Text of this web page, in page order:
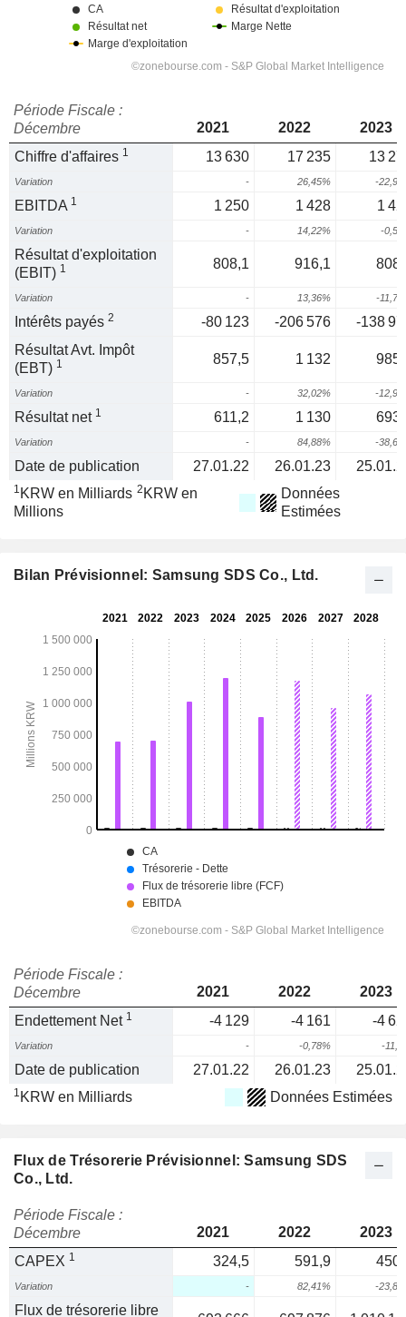
Période Fiscale :
Décembre
2021 2022
2023
Chiffre d'affaires 1 13 630 17 235 13
Variation - 26,45% -
EBITDA 1 1 250 1 428 1
Variation - 14,22% -
Résultat d'exploitation
(EBIT) 1 808,1 916,1
Variation - 13,36% -
Intérêts payés 2 -80 123 -206 576
-138
Résultat Avt. Impôt
(EBT) 1 857,5 1 132
Variation - 32,02% -
Résultat net 1 611,2 1 130
Variation - 84,88% -
Date de publication 27.01.22 26.01.23
1 KRW en Milliards 2 KRW en
Millions
Données
Estimées
Bilan Prévisionnel: Samsung SDS Co., Ltd.
Période Fiscale :
Décembre
2021 2022
2023
Endettement Net 1 -4 129 -4 161 -4
Variation - -0,78% -
Date de publication 27.01.22 26.01.23
1 KRW en Milliards Données Estimées
Flux de Trésorerie Prévisionnel: Samsung SDS
Co., Ltd.
Période Fiscale :
Décembre
2021 2022
2023
CAPEX 1 324,5 591,9
Variation - 82,41% -
Flux de trésorerie libre